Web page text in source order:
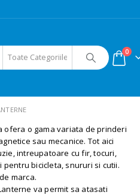
0
ofera o gama variata de prinderi
sau mecanice. Tot aici
intreupatoare cu fir, tocuri,
bicicleta, snururi si cutii.
marca.
va permit sa atasati